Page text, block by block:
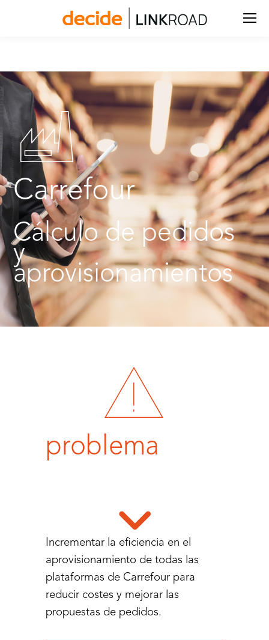
Carrefour
Cálculo de pedidos
y
aprovisionamientos
problema
Incrementar la eficiencia en el
aprovisionamiento de todas las
plataformas de Carrefour para
reducir costes y mejorar las
propuestas de pedidos.